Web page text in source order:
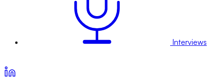
Interviews